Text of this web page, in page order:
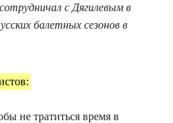
с Дягилевым в
балетных сезонов в
не тратиться время в